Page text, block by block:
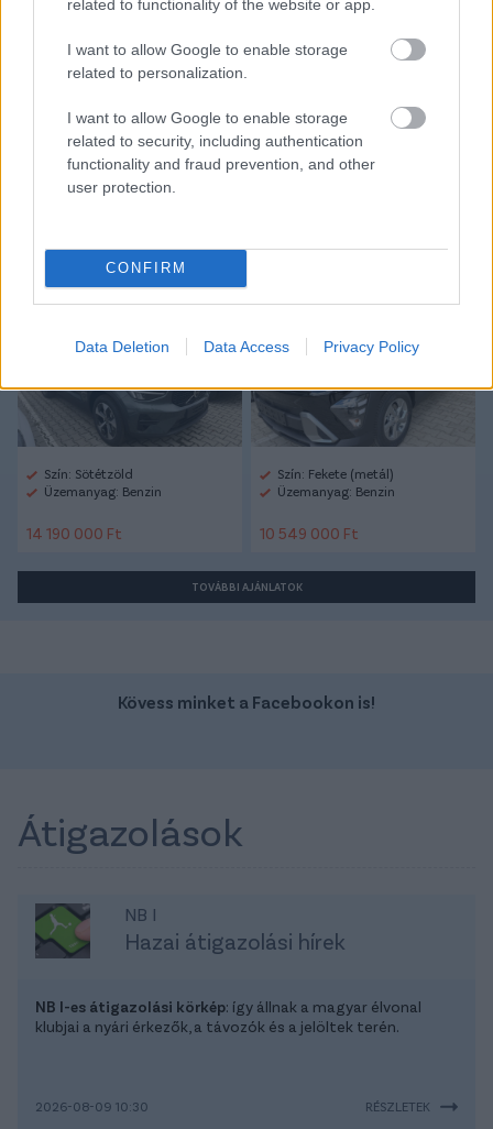
related to functionality of the website or app.
I want to allow Google to enable storage
related to personalization.
I want to allow Google to enable storage
related to security, including authentication
functionality and fraud prevention, and other
user protection.
CONFIRM
Data Deletion Data Access Privacy Policy
Link másolása Email küldés
CÍMKÉK: #MAGYAR FOCI
#LÉGIÓSOK
MÁRTON
#AUGSBURG
Volvo Xc40
Szín: Sötétzöld
Üzemanyag: Benzin
14 190 000 Ft
Hyundai Kona
Szín: Fekete (metál)
Üzemanyag: Benzin
10 549 000 Ft
TOVÁBBI AJÁNLATOK
Kövess minket a Facebookon is!
Átigazolások
NB I
Hazai átigazolási hírek
NB I-es átigazolási körkép: így állnak a magyar élvonal
klubjai a nyári érkezők, a távozók és a jelöltek terén.
2026-08-09 10:30 RÉSZLETEK